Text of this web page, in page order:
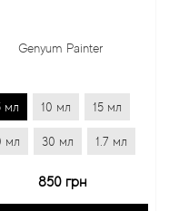
Genyum Painter
10 мл 15 мл
30 мл 1.7 мл
850 грн